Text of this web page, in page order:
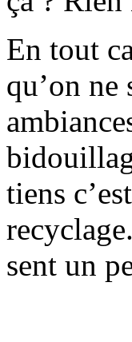
En tout
qu’on ne
tiens
sent un